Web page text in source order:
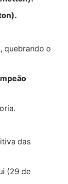
, quebrando o
das
(29 de